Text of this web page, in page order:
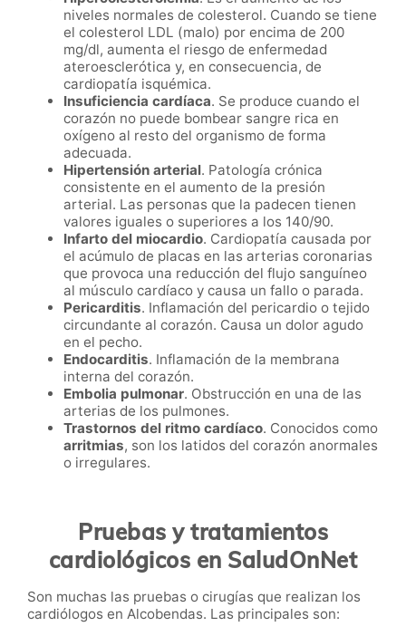
niveles normales de colesterol. Cuando se tiene
el colesterol LDL (malo) por encima de 200
mg/dl, aumenta el riesgo de enfermedad
ateroesclerótica y, en consecuencia, de
cardiopatía isquémica.
Insuficiencia cardíaca. Se produce cuando el
corazón no puede bombear sangre rica en
oxígeno al resto del organismo de forma
adecuada.
Hipertensión arterial. Patología crónica
consistente en el aumento de la presión
arterial. Las personas que la padecen tienen
valores iguales o superiores a los 140/90.
Infarto del miocardio. Cardiopatía causada por
el acúmulo de placas en las arterias coronarias
que provoca una reducción del flujo sanguíneo
al músculo cardíaco y causa un fallo o parada.
Pericarditis. Inflamación del pericardio o tejido
circundante al corazón. Causa un dolor agudo
en el pecho.
Endocarditis. Inflamación de la membrana
interna del corazón.
Embolia pulmonar. Obstrucción en una de las
arterias de los pulmones.
Trastornos del ritmo cardíaco. Conocidos como
arritmias, son los latidos del corazón anormales
o irregulares.
Pruebas y tratamientos
cardiológicos en SaludOnNet
Son muchas las pruebas o cirugías que realizan los
cardiólogos en Alcobendas. Las principales son: